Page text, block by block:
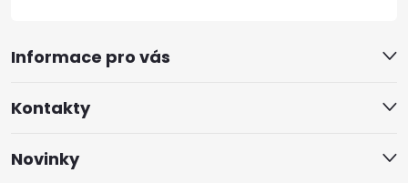
Informace pro vás
Kontakty
Novinky